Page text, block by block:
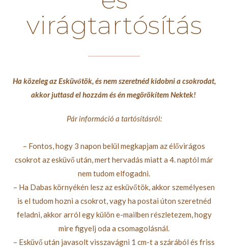
virágtartósítás
Ha közeleg az Esküvőtök, és nem szeretnéd kidobni a csokrodat,
akkor juttasd el hozzám és én megörökítem Nektek!
Pár információ a tartósításról:
– Fontos, hogy 3 napon belül megkapjam az élővirágos
csokrot az esküvő után, mert hervadás miatt a 4. naptól már
nem tudom elfogadni.
– Ha Dabas környékén lesz az esküvőtök, akkor személyesen
is el tudom hozni a csokrot, vagy ha postai úton szeretnéd
feladni, akkor arról egy külön e-mailben részletezem, hogy
mire figyelj oda a csomagolásnál.
– Esküvő után javasolt visszavágni 1 cm-t a szárából és friss